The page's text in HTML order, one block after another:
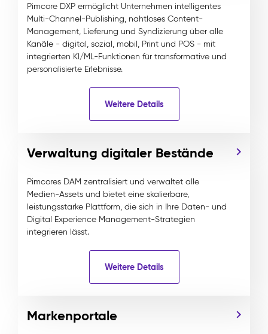
Pimcore DXP ermöglicht Unternehmen intelligentes
Multi-Channel-Publishing, nahtloses Content-
Management, Lieferung und Syndizierung über alle
Kanäle - digital, sozial, mobil, Print und POS - mit
integrierten KI/ML-Funktionen für transformative und
personalisierte Erlebnisse.
Weitere Details
Verwaltung digitaler Bestände
Pimcores DAM zentralisiert und verwaltet alle
Medien-Assets und bietet eine skalierbare,
leistungsstarke Plattform, die sich in Ihre Daten- und
Digital Experience Management-Strategien
integrieren lässt.
Weitere Details
Markenportale